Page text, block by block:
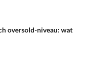
oversold-niveau: wat